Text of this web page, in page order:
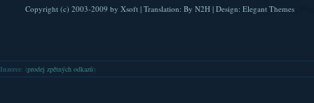
Copyright (c) 2003-2009 by Xsoft| Translation: By N2H| Design: Elegant Themes
Inzerce: (prodej zpětných odkazů )